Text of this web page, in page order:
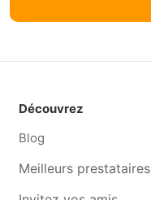
Découvrez
Blog
Meilleurs prestataires